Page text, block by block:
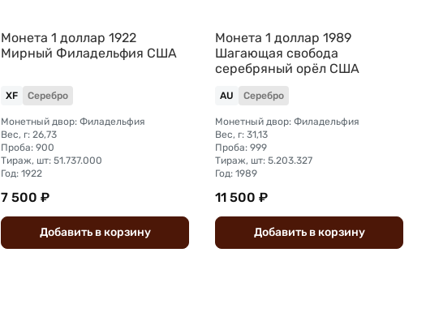
Монета 1 доллар 1922
Мирный Филадельфия США
XF Серебро
Монетный двор: Филадельфия
Вес, г: 26,73
Проба: 900
Тираж, шт: 51.737.000
Год: 1922
7 500 ₽
Добавить вкорзину
Монета 1 доллар 1989
Шагающая свобода
серебряный орёл США
AU Серебро
Монетный двор: Филадельфия
Вес, г: 31,13
Проба: 999
Тираж, шт: 5.203.327
Год: 1989
11 500 ₽
Добавить вкорзину